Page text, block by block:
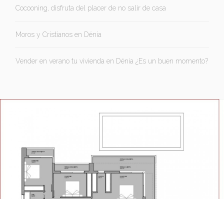
Cocooning, disfruta del placer de no salir de casa
Moros y Cristianos en Dénia
Vender en verano tu vivienda en Dénia ¿Es un buen momento?